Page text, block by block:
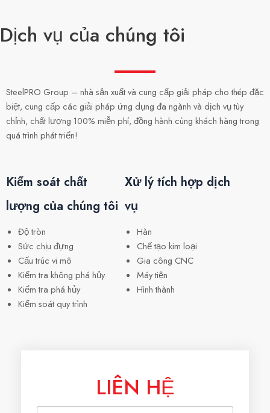
Dịch vụ của chúng tôi
SteelPRO Group – nhà sản xuất và cung cấp giải pháp cho thép đặc
biệt, cung cấp các giải pháp ứng dụng đa ngành và dịch vụ tùy
chỉnh, chất lượng 100% miễn phí, đồng hành cùng khách hàng trong
quá trình phát triển!
Kiểm soát chất
lượng của chúng tôi
Độ tròn
Sức chịu đựng
Cấu trúc vi mô
Kiểm tra không phá hủy
Kiểm tra phá hủy
Kiểm soát quy trình
Xử lý tích hợp dịch
vụ
Hàn
Chế tạo kim loại
Gia công CNC
Máy tiện
Hình thành
LIÊN HỆ